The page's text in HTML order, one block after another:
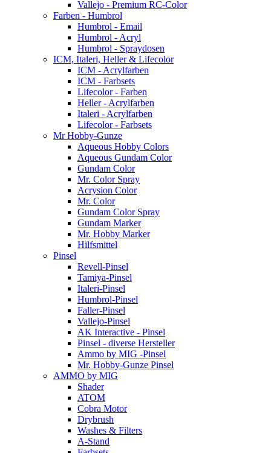
Vallejo - Premium RC-Color
Farben - Humbrol
Humbrol - Email
Humbrol - Acryl
Humbrol - Spraydosen
ICM, Italeri, Heller & Lifecolor
ICM - Acrylfarben
ICM - Farbsets
Lifecolor - Farben
Heller - Acrylfarben
Italeri - Acrylfarben
Lifecolor - Farbsets
Mr Hobby-Gunze
Aqueous Hobby Colors
Aqueous Gundam Color
Gundam Color
Mr. Color Spray
Acrysion Color
Mr. Color
Gundam Color Spray
Gundam Marker
Mr. Hobby Marker
Hilfsmittel
Pinsel
Revell-Pinsel
Tamiya-Pinsel
Italeri-Pinsel
Humbrol-Pinsel
Faller-Pinsel
Vallejo-Pinsel
AK Interactive - Pinsel
Pinsel - diverse Hersteller
Ammo by MIG -Pinsel
Mr. Hobby-Gunze Pinsel
AMMO by MIG
Shader
ATOM
Cobra Motor
Drybrush
Washes & Filters
A-Stand